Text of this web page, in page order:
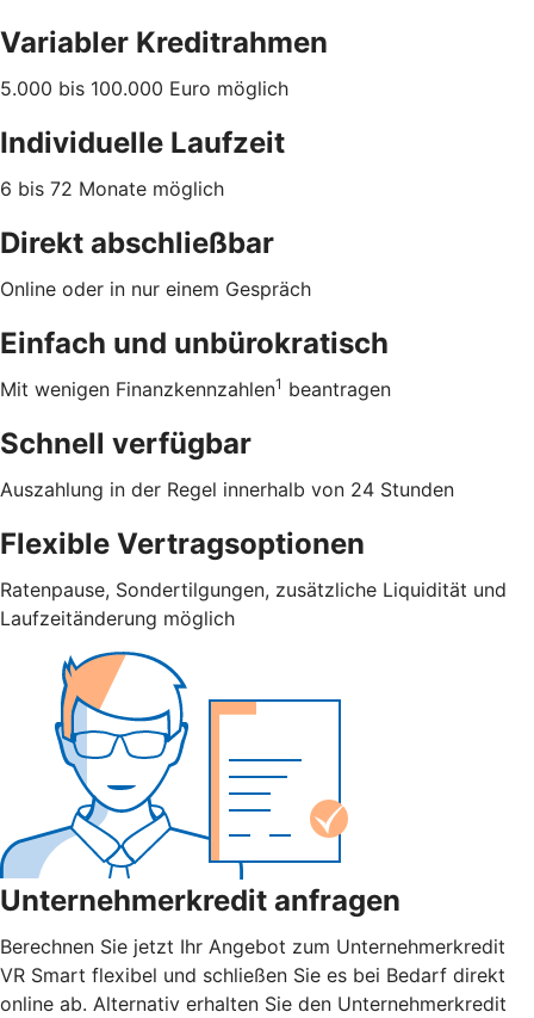
Variabler Kreditrahmen
5.000 bis 100.000 Euro möglich
Individuelle Laufzeit
6 bis 72 Monate möglich
Direkt abschließbar
Online oder in nur einem Gespräch
Einfach und unbürokratisch
Mit wenigen Finanzkennzahlen1 beantragen
Schnell verfügbar
Auszahlung in der Regel innerhalb von 24 Stunden
Flexible Vertragsoptionen
Ratenpause, Sondertilgungen, zusätzliche Liquidität und
Laufzeitänderung möglich
Unternehmerkredit anfragen
Berechnen Sie jetzt Ihr Angebot zum Unternehmerkredit
VR Smart flexibel und schließen Sie es bei Bedarf direkt
online ab. Alternativ erhalten Sie den Unternehmerkredit